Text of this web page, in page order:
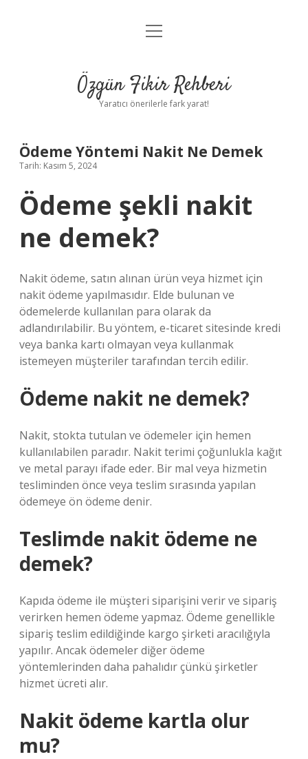
Gizlilik Politikası
Yasal Uyarı
menüyü
Özgün Fikir Rehberi
Yaratıcı önerilerle fark yarat!
Ödeme Yöntemi Nakit Ne Demek
Tarih: Kasım 5, 2024
Ödeme şekli nakit
ne demek?
Nakit ödeme, satın alınan ürün veya hizmet için
nakit ödeme yapılmasıdır. Elde bulunan ve
ödemelerde kullanılan para olarak da
adlandırılabilir. Bu yöntem, e-ticaret sitesinde kredi
veya banka kartı olmayan veya kullanmak
istemeyen müşteriler tarafından tercih edilir.
Ödeme nakit ne demek?
Nakit, stokta tutulan ve ödemeler için hemen
kullanılabilen paradır. Nakit terimi çoğunlukla kağıt
ve metal parayı ifade eder. Bir mal veya hizmetin
tesliminden önce veya teslim sırasında yapılan
ödemeye ön ödeme denir.
Teslimde nakit ödeme ne
demek?
Kapıda ödeme ile müşteri siparişini verir ve sipariş
verirken hemen ödeme yapmaz. Ödeme genellikle
sipariş teslim edildiğinde kargo şirketi aracılığıyla
yapılır. Ancak ödemeler diğer ödeme
yöntemlerinden daha pahalıdır çünkü şirketler
hizmet ücreti alır.
Nakit ödeme kartla olur
mu?